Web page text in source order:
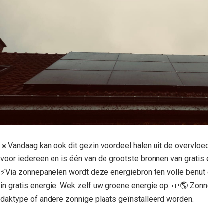
☀️Vandaag kan ook dit gezin voordeel halen uit de
voor iedereen en is één van de grootste bronnen van gratis
⚡️Via zonnepanelen wordt deze energiebron ten volle
in gratis energie. Wek zelf uw groene energie op. 🌱🌎
daktype of andere zonnige plaats geïnstalleerd worden.